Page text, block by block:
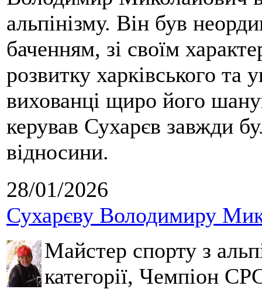
альпінізму. Він був
баченням, зі своїм
розвитку харківського та
вихованці щиро його
керував Сухарєв завжди
відносини.
28/01/2026
Сухарєву Володимиру
Майстер спорту з
категорії, Чемпіон